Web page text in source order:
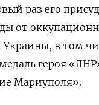
раз его
от
в том
героя
Мариуполя».